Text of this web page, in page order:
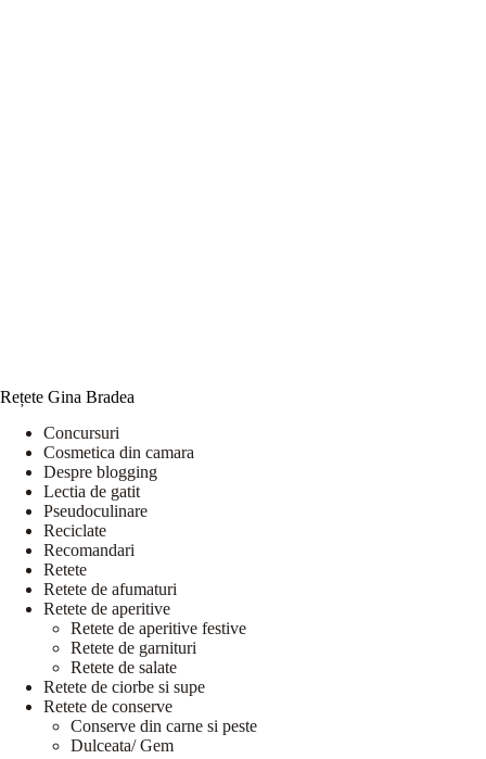
Rețete Gina Bradea
Concursuri
Cosmetica din camara
Despre blogging
Lectia de gatit
Pseudoculinare
Reciclate
Recomandari
Retete
Retete de afumaturi
Retete de aperitive
Retete de aperitive festive
Retete de garnituri
Retete de salate
Retete de ciorbe si supe
Retete de conserve
Conserve din carne si peste
Dulceata/ Gem